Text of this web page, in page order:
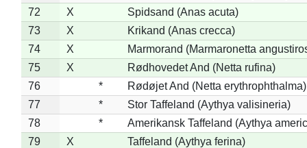
72
X
Spidsand (Anas acuta)
73
X
Krikand (Anas crecca)
74
X
Marmorand (Marmaronetta
75
X
Rødhovedet And (Netta rufina)
76
*
Rødøjet And (Netta erythrophthalma)
77
*
Stor Taffeland (Aythya valisineria)
78
*
Amerikansk Taffeland (Aythya
79
X
Taffeland (Aythya ferina)